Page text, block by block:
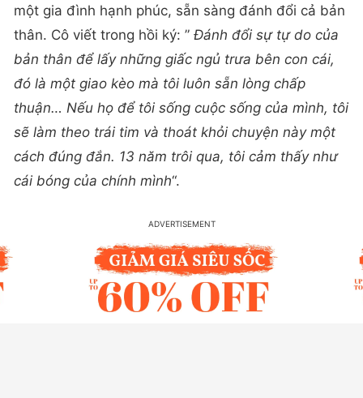
một gia đình hạnh phúc, sẵn sàng đánh đổi cả bản
thân. Cô viết trong hồi ký: ” Đánh đổi sự tự do của
bản thân để lấy những giấc ngủ trưa bên con cái,
đó là một giao kèo mà tôi luôn sẵn lòng chấp
thuận… Nếu họ để tôi sống cuộc sống của mình, tôi
sẽ làm theo trái tim và thoát khỏi chuyện này một
cách đúng đắn. 13 năm trôi qua, tôi cảm thấy như
cái bóng của chính mình“.